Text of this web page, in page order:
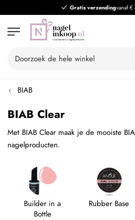
Gratis verzendingvanaf €
BIAB
BIAB Clear
Met BIAB Clear maak je de mooiste
nagelproducten.
Builder in a
Bottle
Rubber Base